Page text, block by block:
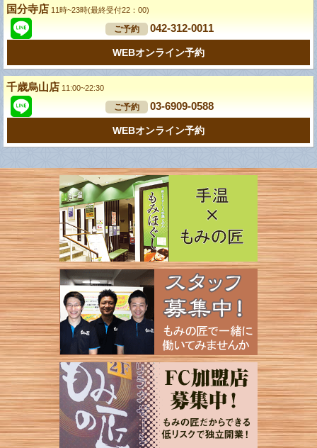
国分寺店 11時~23時(最終受付22：00)
ご予約 042-312-0011
WEBオンライン予約
千歳烏山店 11:00~22:30
ご予約 03-6909-0588
WEBオンライン予約